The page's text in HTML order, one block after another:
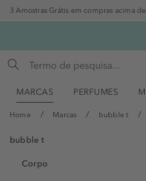
3 Amostras Grátis em compras acima
MARCAS PERFUMES
Home Marcas bubble t
bubble t
Corpo